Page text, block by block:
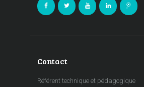
Contact
Référent technique et pédagogique